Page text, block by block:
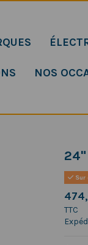
NOS
24"
Sur
TTC